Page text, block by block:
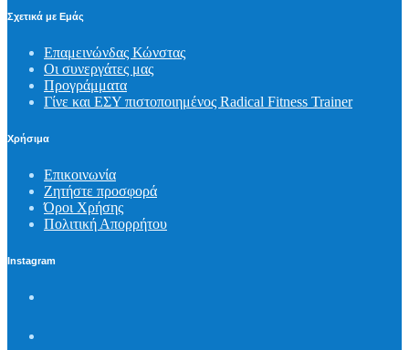
Σχετικά με Εμάς
Επαμεινώνδας Κώνστας
Οι συνεργάτες μας
Προγράμματα
Γίνε και ΕΣΥ πιστοποιημένος Radical Fitness Trainer
Χρήσιμα
Επικοινωνία
Ζητήστε προσφορά
Όροι Χρήσης
Πολιτική Απορρήτου
Instagram